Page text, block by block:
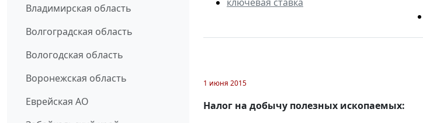
Владимирская область
Волгоградская область
Вологодская область
Воронежская область
Еврейская АО
1 июня 2015
Налог на добычу полезных ископаемых: